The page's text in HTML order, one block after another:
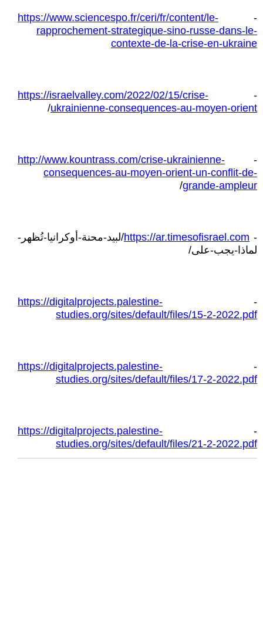
-
https://www.sciencespo.fr/ceri/fr/content/le-
rapprochement-strategique-sino-russe-dans-le-
contexte-de-la-crise-en-ukraine
-
https://israelvalley.com/2022/02/15/crise-
ukrainienne-consequences-au-moyen-orient
/
-
http://www.kountrass.com/crise-ukrainienne-
consequences-au-moyen-orient-un-conflit-de-
grande-ampleur
/
-
https://ar.timesofisrael.com/لبيد-محنة-أوكرانيا-تُظهر-
لماذا-يجب-على/
-
https://digitalprojects.palestine-
studies.org/sites/default/files/15-2-2022.pdf
-
https://digitalprojects.palestine-
studies.org/sites/default/files/17-2-2022.pdf
-
https://digitalprojects.palestine-
studies.org/sites/default/files/21-2-2022.pdf